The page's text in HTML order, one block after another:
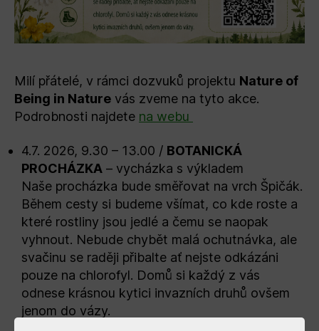
Milí přátelé, v rámci dozvuků projektu Nature of
Being in Nature vás zveme na tyto akce.
Podrobnosti najdete na webu
4.7. 2026, 9.30 – 13.00 / BOTANICKÁ
PROCHÁZKA – vycházka s výkladem
Naše procházka bude směřovat na vrch Špičák.
Během cesty si budeme všímat, co kde roste a
které rostliny jsou jedlé a čemu se naopak
vyhnout. Nebude chybět malá ochutnávka, ale
svačinu se raději přibalte ať nejste odkázáni
pouze na chlorofyl. Domů si každý z vás
odnese krásnou kytici invazních druhů ovšem
jenom do vázy.